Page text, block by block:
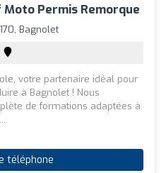
Moto Permis Remorque
Bagnolet
votre partenaire idéal pour
à Bagnolet ! Nous
de formations adaptées à
téléphone